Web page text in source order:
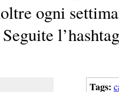
ogni
Seguite
Tags: